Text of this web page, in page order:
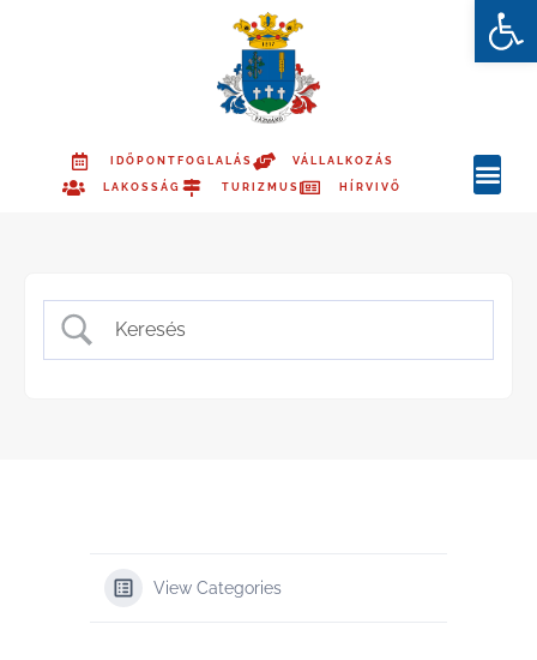
IDŐPONTFOGLALÁS VÁLLALKOZÁS
LAKOSSÁG TURIZMUS HÍRVIVŐ
View Categories